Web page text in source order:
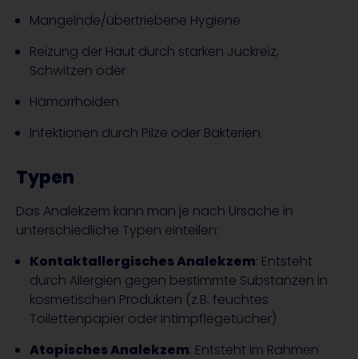
Mangelnde/übertriebene Hygiene
Reizung der Haut durch starken Juckreiz,
Schwitzen oder
Hämorrhoiden
Infektionen durch Pilze oder Bakterien
Typen
Das Analekzem kann man je nach Ursache in
unterschiedliche Typen einteilen:
Kontaktallergisches Analekzem: Entsteht
durch Allergien gegen bestimmte Substanzen in
kosmetischen Produkten (z.B. feuchtes
Toilettenpapier oder Intimpflegetücher)
Atopisches Analekzem: Entsteht im Rahmen